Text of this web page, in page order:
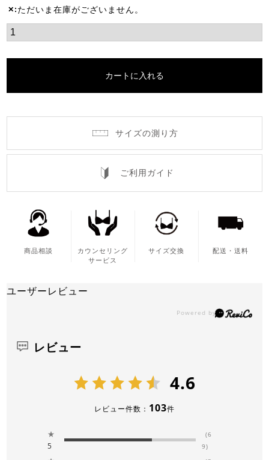
✕ ただいま在庫がございません。
カートに入れる
サイズの測り方
ご利用ガイド
商品相談
カウンセリング
サービス
サイズ交換 配送・送料
ユーザーレビュー
レビュー
4.6
レビュー件数： 103件
★
5
(6
9)